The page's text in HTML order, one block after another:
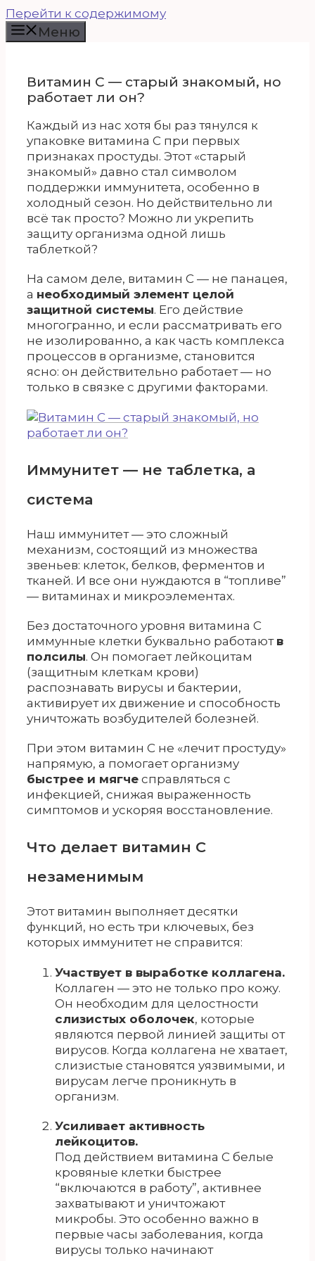
Перейти к содержимому
Меню
Витамин С — старый знакомый, но
работает ли он?
Каждый из нас хотя бы раз тянулся к
упаковке витамина С при первых
признаках простуды. Этот «старый
знакомый» давно стал символом
поддержки иммунитета, особенно в
холодный сезон. Но действительно ли
всё так просто? Можно ли укрепить
защиту организма одной лишь
таблеткой?
На самом деле, витамин С — не панацея,
а необходимый элемент целой
защитной системы. Его действие
многогранно, и если рассматривать его
не изолированно, а как часть комплекса
процессов в организме, становится
ясно: он действительно работает — но
только в связке с другими факторами.
Иммунитет — не таблетка, а
система
Наш иммунитет — это сложный
механизм, состоящий из множества
звеньев: клеток, белков, ферментов и
тканей. И все они нуждаются в “топливе”
— витаминах и микроэлементах.
Без достаточного уровня витамина С
иммунные клетки буквально работают в
полсилы. Он помогает лейкоцитам
(защитным клеткам крови)
распознавать вирусы и бактерии,
активирует их движение и способность
уничтожать возбудителей болезней.
При этом витамин С не «лечит простуду»
напрямую, а помогает организму
быстрее и мягче справляться с
инфекцией, снижая выраженность
симптомов и ускоряя восстановление.
Что делает витамин С
незаменимым
Этот витамин выполняет десятки
функций, но есть три ключевых, без
которых иммунитет не справится:
Участвует в выработке коллагена.
Коллаген — это не только про кожу.
Он необходим для целостности
слизистых оболочек, которые
являются первой линией защиты от
вирусов. Когда коллагена не хватает,
слизистые становятся уязвимыми, и
вирусам легче проникнуть в
организм.
Усиливает активность
лейкоцитов.
Под действием витамина С белые
кровяные клетки быстрее
“включаются в работу”, активнее
захватывают и уничтожают
микробы. Это особенно важно в
первые часы заболевания, когда
вирусы только начинают